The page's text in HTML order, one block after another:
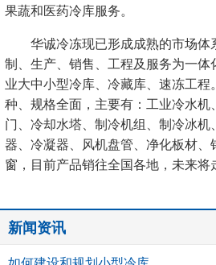
果蔬和医药冷库服务。
华诚冷冻现已形成成熟的市场
制、生产、销售、工程及服务为一体
业大中小型冷库、冷藏库、速冻工
种、规格全面，主要有：工业冷水
门、冷却水塔、制冷机组、制冷冰
器、冷凝器、风机盘管、净化板材
窗， 目前产品销往全国各地，未来将
新闻资讯